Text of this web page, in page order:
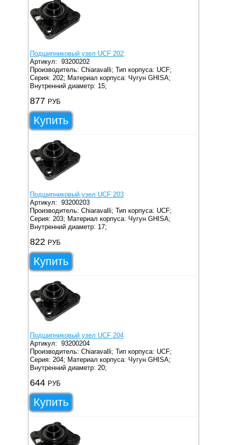
Подшипниковый узел UCF 202
Артикул:93200202
Производитель: Chiaravalli; Тип корпуса: UCF;
Серия: 202; Материал корпуса: Чугун GHISA;
Внутренний диаметр: 15;
877 РУБ
Купить
Подшипниковый узел UCF 203
Артикул:93200203
Производитель: Chiaravalli; Тип корпуса: UCF;
Серия: 203; Материал корпуса: Чугун GHISA;
Внутренний диаметр: 17;
822 РУБ
Купить
Подшипниковый узел UCF 204
Артикул:93200204
Производитель: Chiaravalli; Тип корпуса: UCF;
Серия: 204; Материал корпуса: Чугун GHISA;
Внутренний диаметр: 20;
644 РУБ
Купить